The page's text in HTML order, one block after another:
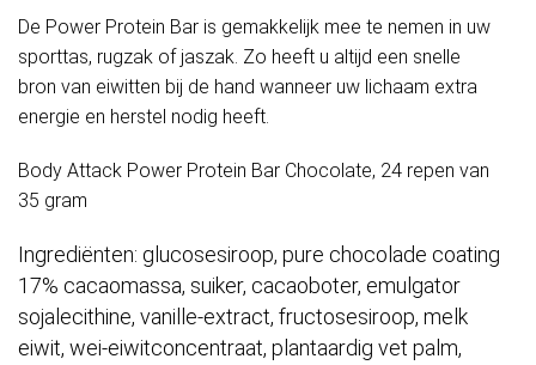
De Power Protein Bar is gemakkelijk mee te nemen in uw
sporttas, rugzak of jaszak. Zo heeft u altijd een snelle
bron van eiwitten bij de hand wanneer uw lichaam extra
energie en herstel nodig heeft.
Body Attack Power Protein Bar Chocolate, 24 repen van
35 gram
Ingrediënten: glucosesiroop, pure chocolade coating
17% cacaomassa, suiker, cacaoboter, emulgator
sojalecithine, vanille-extract, fructosesiroop, melk
eiwit, wei-eiwitconcentraat, plantaardig vet palm,